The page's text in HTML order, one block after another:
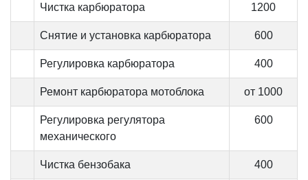
Чистка карбюратора 1200
Снятие и установка карбюратора 600
Регулировка карбюратора 400
Ремонт карбюратора мотоблока от 1000
Регулировка регулятора
механического
600
Чистка бензобака 400